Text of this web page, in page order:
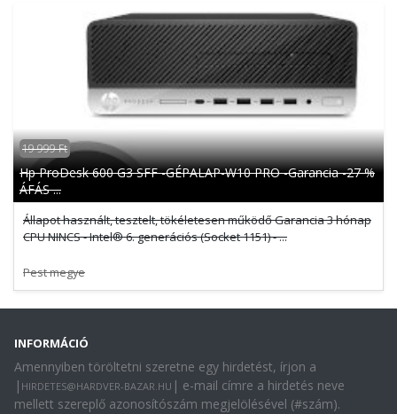
19 999 Ft
Hp ProDesk 600 G3 SFF -GÉPALAP-W10 PRO -Garancia -27 %
ÁFÁS ...
Állapot használt, tesztelt, tökéletesen működő Garancia 3 hónap
CPU NINCS - Intel® 6. generációs (Socket 1151) - ...
Pest megye
INFORMÁCIÓ
Amennyiben töröltetni szeretne egy hirdetést, írjon a
| HIRDETES@HARDVER-BAZAR.HU | e-mail címre a hirdetés neve
mellett szereplő azonosítószám megjelölésével (#szám).